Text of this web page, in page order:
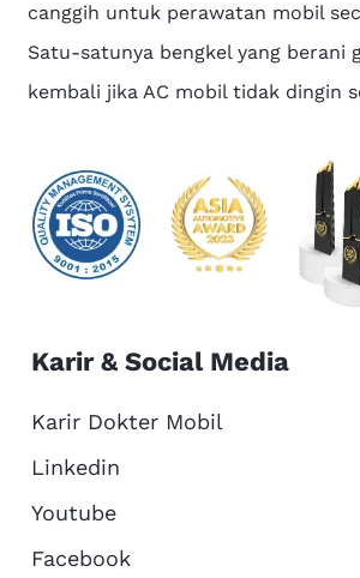
canggih untuk perawatan mobil
Satu-satunya bengkel yang berani
kembali jika AC mobil tidak dingin
Karir & Social Media
Karir Dokter Mobil
Linkedin
Youtube
Facebook